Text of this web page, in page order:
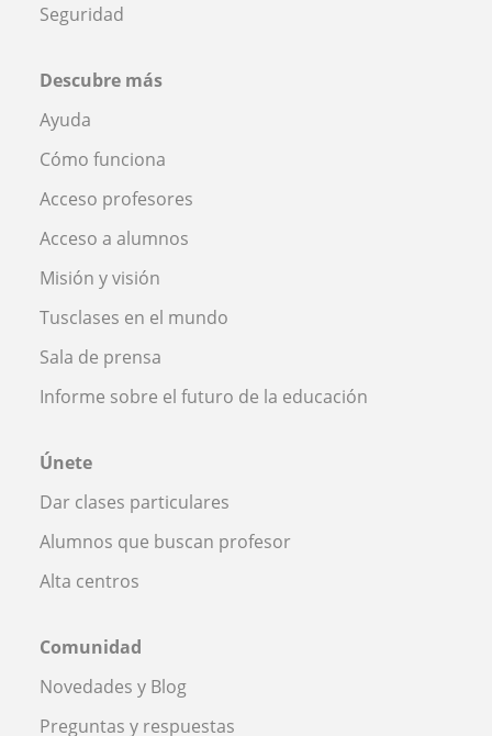
Seguridad
Descubre más
Ayuda
Cómo funciona
Acceso profesores
Acceso a alumnos
Misión y visión
Tusclases en el mundo
Sala de prensa
Informe sobre el futuro de la educación
Únete
Dar clases particulares
Alumnos que buscan profesor
Alta centros
Comunidad
Novedades y Blog
Preguntas y respuestas